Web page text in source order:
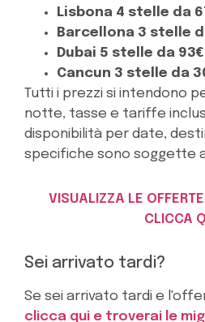
Lisbona 4 stelle da
Barcellona 3 stelle
Dubai 5 stelle da 93€
Cancun 3 stelle da
Tutti i prezzi si intendono
notte, tasse e tariffe
disponibilità per date,
specifiche sono soggette
VISUALIZZA LE
CLICCA
Sei arrivato tardi?
Se sei arrivato tardi e
clicca qui e troverai le